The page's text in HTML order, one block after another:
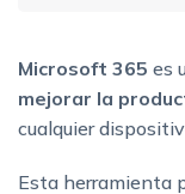
Microsoft 365 es
mejorar la
cualquier
Esta herramienta